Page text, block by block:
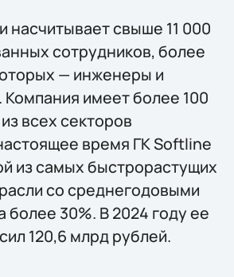
насчитывает свыше 11 000
сотрудников, более
— инженеры и
Компания имеет более 100
всех секторов
время ГК Softline
из самых быстрорастущих
со среднегодовыми
более 30%. В 2024 году ее
120,6 млрд рублей.